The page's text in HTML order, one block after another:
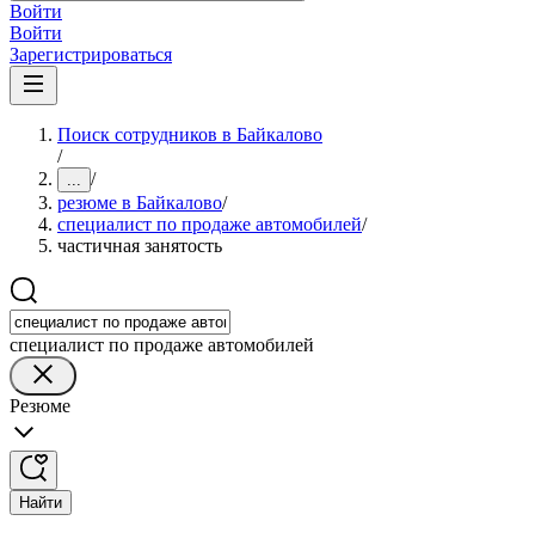
Войти
Войти
Зарегистрироваться
Поиск сотрудников в Байкалово
/
... /
резюме в Байкалово/
специалист по продаже автомобилей/
частичная занятость
специалист по продаже автомобилей
Резюме
Найти